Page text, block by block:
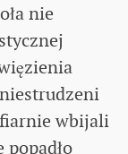
nie
wbijali